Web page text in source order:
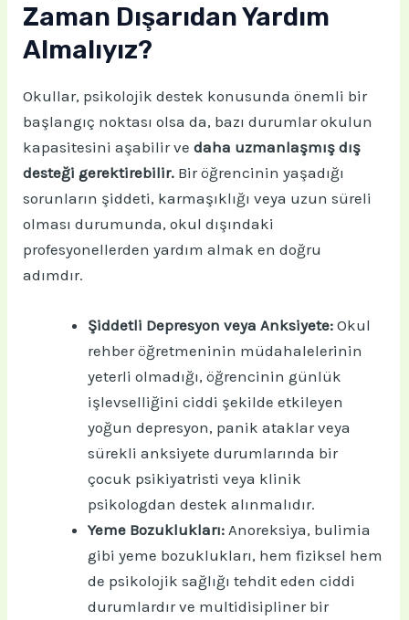
Zaman Dışarıdan Yardım
Almalıyız?
Okullar, psikolojik destek konusunda önemli bir
başlangıç noktası olsa da, bazı durumlar okulun
kapasitesini aşabilir vedaha uzmanlaşmış dış
desteği gerektirebilir. Bir öğrencinin yaşadığı
sorunların şiddeti, karmaşıklığı veya uzun süreli
olması durumunda, okul dışındaki
profesyonellerden yardım almak en doğru
adımdır.
Şiddetli Depresyon veya Anksiyete: Okul
rehber öğretmeninin müdahalelerinin
yeterli olmadığı, öğrencinin günlük
işlevselliğini ciddi şekilde etkileyen
yoğun depresyon, panik ataklar veya
sürekli anksiyete durumlarında bir
çocuk psikiyatristi veya klinik
psikologdan destek alınmalıdır.
Yeme Bozuklukları: Anoreksiya, bulimia
gibi yeme bozuklukları, hem fiziksel hem
de psikolojik sağlığı tehdit eden ciddi
durumlardır ve multidisipliner bir